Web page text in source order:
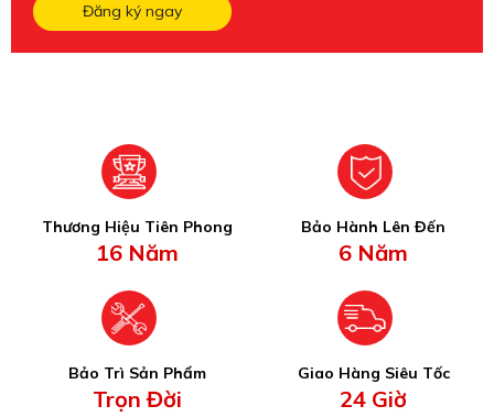
Đăng ký ngay
Thương Hiệu Tiên Phong
16 Năm
Bảo Hành Lên Đến
6 Năm
Bảo Trì Sản Phẩm
Trọn Đời
Giao Hàng Siêu Tốc
24 Giờ